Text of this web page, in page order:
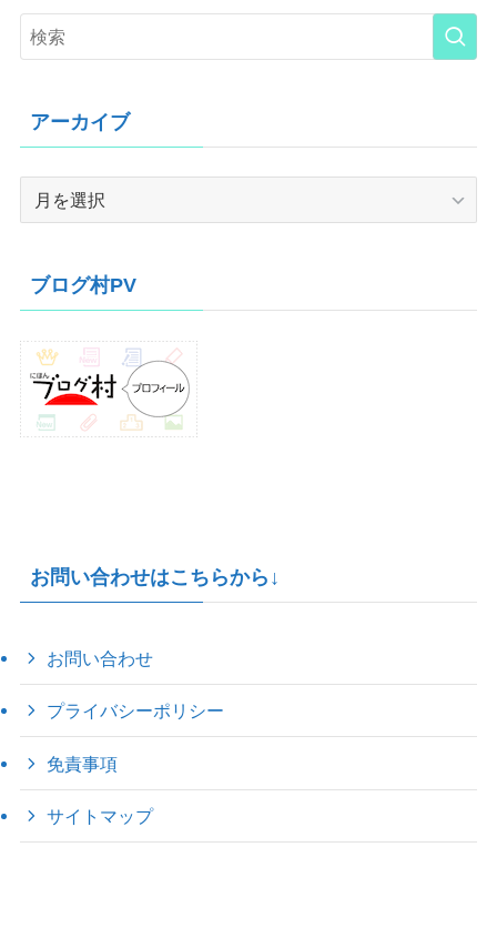
アーカイブ
ブ
ブログ村PV
お問い合わせはこちらから↓
お問い合わせ
プライバシーポリシー
免責事項
サイトマップ